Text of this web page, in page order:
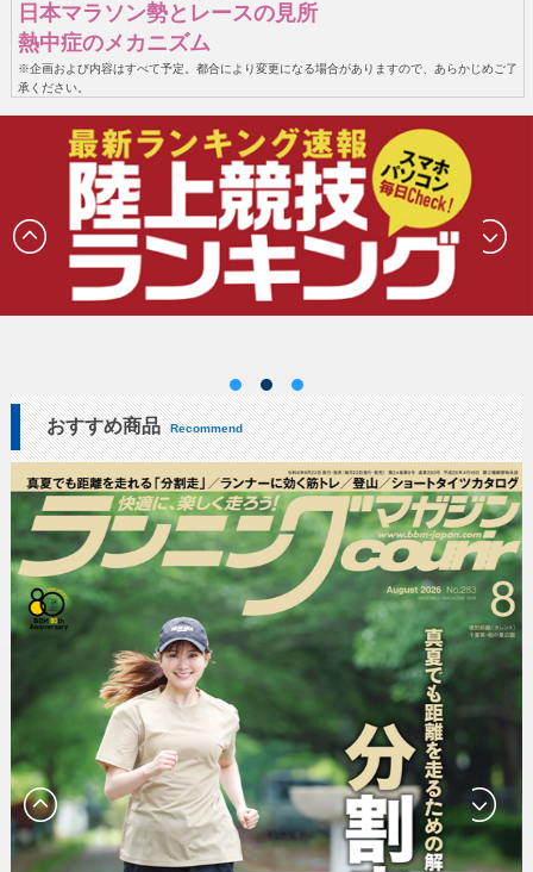
日本マラソン勢とレースの見所
熱中症のメカニズム
※企画および内容はすべて予定。都合により変更になる場合がありますので、あらかじめご了
承ください。
おすすめ商品 Recommend